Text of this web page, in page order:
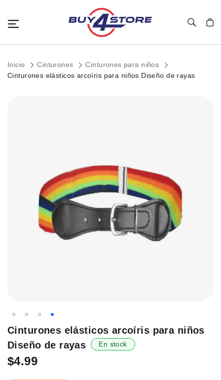
Inicio Cinturones
Cinturones para niños
Cinturones elásticos arcoíris para niños Diseño de rayas
Saltar
principio
de
la
Cinturones elásticos arcoíris para niños
Diseño de rayas
En stock
$4.99